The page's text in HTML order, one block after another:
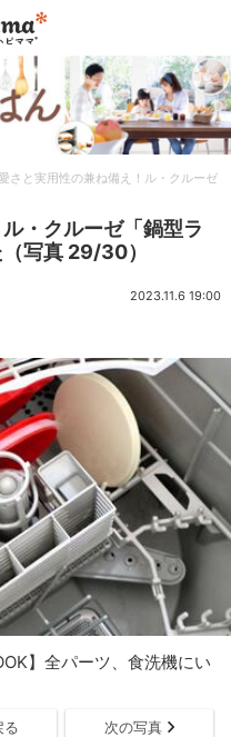
さと実用性の兼ね備え！ル・クルーゼ
・クルーゼ「鍋型ラ
写真 29/30）
2023.11.6 19:00
】全パーツ、食洗機にい
る 次の写真